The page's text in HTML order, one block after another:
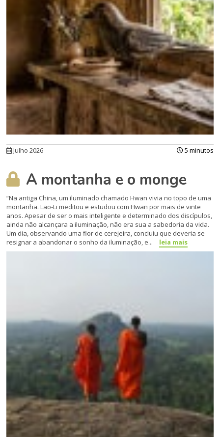
Julho 2026 5 minutos
A montanha e o monge
“Na antiga China, um iluminado chamado Hwan vivia no topo de uma
montanha. Lao-Li meditou e estudou com Hwan por mais de vinte
anos. Apesar de ser o mais inteligente e determinado dos discípulos,
ainda não alcançara a iluminação, não era sua a sabedoria da vida.
Um dia, observando uma flor de cerejeira, concluiu que deveria se
resignar a abandonar o sonho da iluminação, e...
leia mais